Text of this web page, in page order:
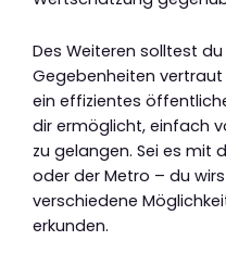
Des Weiteren solltest
Gegebenheiten
ein effizientes
dir ermöglicht, einfach
zu gelangen. Sei es mit
oder der Metro – du
verschiedene
erkunden.